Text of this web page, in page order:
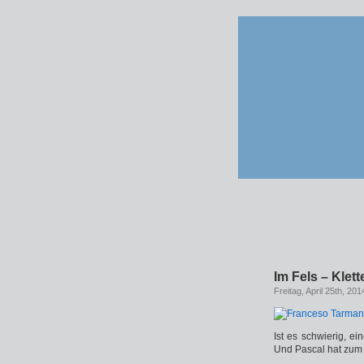
Im Fels –
Freitag, April 25th,
Ist es schwierig,
Und Pascal hat